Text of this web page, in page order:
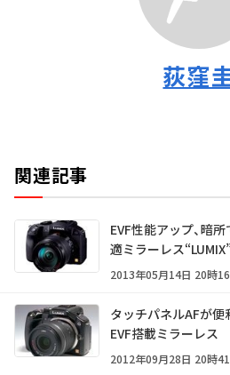
荻窪
関連記事
EVF性能アップ、暗
適ミラーレス“LUMIX”
2013年05月14日 20時
タッチパネルAFが
EVF搭載ミラーレス
2012年09月28日 20時